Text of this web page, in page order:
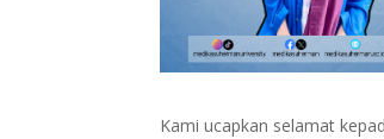
Kami ucapkan selamat